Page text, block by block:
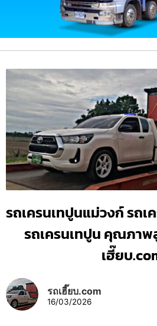
รถเครนเทปูนแม่วงก์ รถเ
รถเครนเทปูน คุณภา
เฮี๊ยบ
รถเฮี๊ยบ.com
16/03/2026